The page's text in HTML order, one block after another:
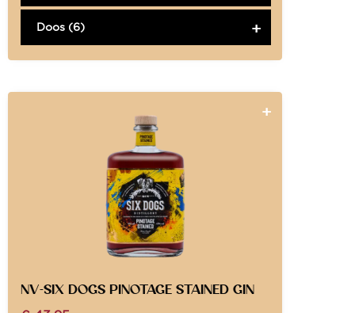
Doos (6)
NV-SIX DOGS PINOTAGE STAINED GIN